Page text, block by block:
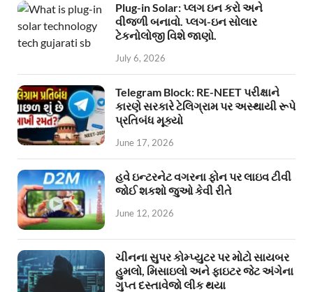
Plug-in Solar: પ્લગ ઇન કરો અને
વીજળી બનાવો. પ્લગ-ઇન સોલાર
ટેકનોલોજી વિશે જાણો.
July 6, 2026
Telegram Block: RE-NEET પરીક્ષાને
કારણે સરકારે ટેલિગ્રામ પર અસ્થાયી રૂપે
પ્રતિબંધ મૂક્યો
June 17, 2026
હવે ઇન્ટરનેટ વગરના ફોન પર લાઇવ ટીવી
જોઈ શકશો જુઓ કેવી રીતે
June 12, 2026
ચીનના સુપર કોમ્પ્યુટર પર મોટો સાયબર
હુમલો, મિસાઇલો અને ફાઇટર જેટ અંગેના
ગુપ્ત દસ્તાવેજો લીક થયા